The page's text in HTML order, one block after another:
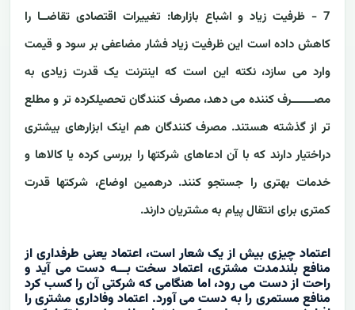
7 - ظرفیت زیاد و اشباع بازارها:
تغییرات اقتصادی تقاضــا را
کاهش داده است این ظرفیت زیاد فشار مضاعفی بر سود و قیمت
وارد می سازد، نکته این است که اینترنت یک قدرت زیادی به
مصـــــــرف کننده می دهد، مصرف کنندگان تحصیلکرده تر و مطلع
تر از گذشته هستند. مصرف کنندگان هم اینک ابزارهای بیشتری
دراختیار دارند که با آن ادعاهای شرکتها را بررسی کرده یا کالاها و
خدمات بهتری را جستجو کنند. درهمین اوضاع، شرکتها قدرت
کمتری برای انتقال پیام به مشتریان دارند.
اعتماد چیزی بیش از یک شعار است، اعتماد یعنی طرفداری از
منافع بلندمدت مشتری، اعتماد سخت بـــه دست می آید و
راحت از دست می رود، اما هنگامی که شرکتی آن را کسب کرد
منافع مستمری را به دست می آورد. اعتماد وفاداری مشتری را